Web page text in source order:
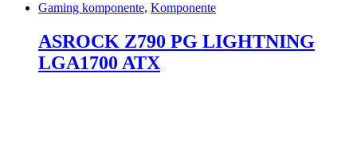
Gaming komponente, Komponente
ASROCK Z790 PG LIGHTNING
LGA1700 ATX